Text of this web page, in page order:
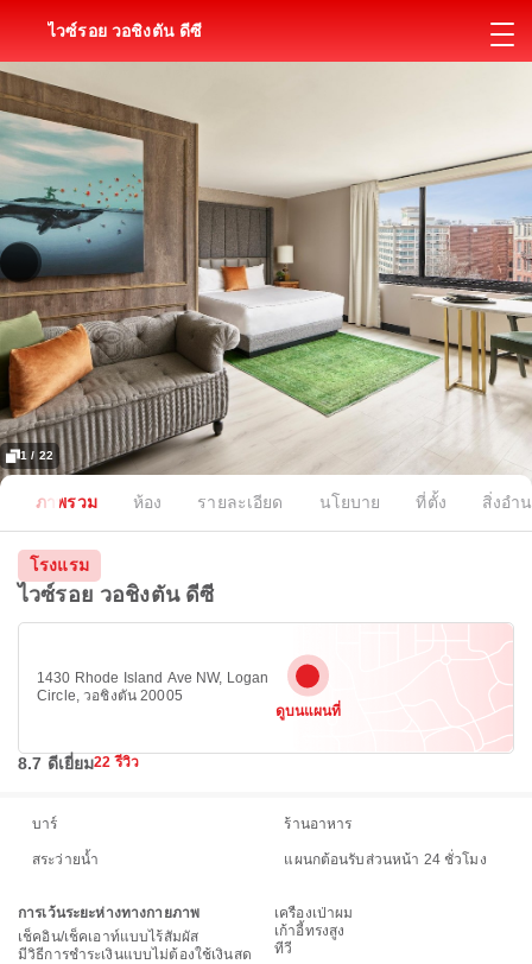
ไวซ์รอย วอชิงตัน ดีซี
1 / 22
ภาพรวม ห้อง รายละเอียด นโยบาย ที่ตั้ง สิ่งอำ
โรงแรม
ไวซ์รอย วอชิงตัน ดีซี
1430 Rhode Island Ave NW, Logan
Circle, วอชิงตัน 20005
ดูบนแผนที่
8.7 ดีเยี่ยม22 รีวิว
บาร์ ร้านอาหาร
สระว่ายน้ำ แผนกต้อนรับส่วนหน้า 24 ชั่วโมง
การเว้นระยะห่างทางกายภาพ
เช็คอิน/เช็คเอาท์แบบไร้สัมผัส
มีวิธีการชำระเงินแบบไม่ต้องใช้เงินสด
เครื่องเป่าผม
เก้าอี้ทรงสูง
ทีวี